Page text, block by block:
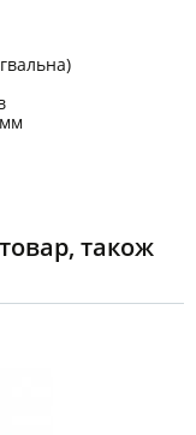
також